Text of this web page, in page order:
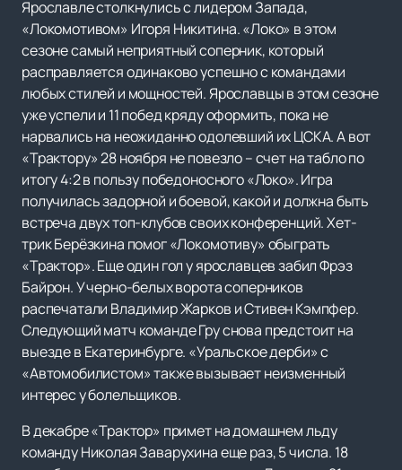
Ярославле столкнулись с лидером Запада,
«Локомотивом» Игоря Никитина. «Локо» в этом
сезоне самый неприятный соперник, который
расправляется одинаково успешно с командами
любых стилей и мощностей. Ярославцы в этом сезоне
уже успели и 11 побед кряду оформить, пока не
нарвались на неожиданно одолевший их ЦСКА. А вот
«Трактору» 28 ноября не повезло – счет на табло по
итогу 4:2 в пользу победоносного «Локо». Игра
получилась задорной и боевой, какой и должна быть
встреча двух топ-клубов своих конференций. Хет-
трик Берёзкина помог «Локомотиву» обыграть
«Трактор». Еще один гол у ярославцев забил Фрэз
Байрон. У черно-белых ворота соперников
распечатали Владимир Жарков и Стивен Кэмпфер.
Следующий матч команде Гру снова предстоит на
выезде в Екатеринбурге. «Уральское дерби» с
«Автомобилистом» также вызывает неизменный
интерес у болельщиков.
В декабре «Трактор» примет на домашнем льду
команду Николая Заварухина еще раз, 5 числа. 18